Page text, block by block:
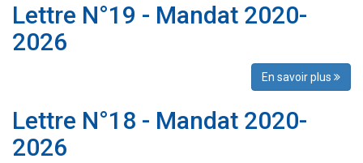
Lettre N°19 - Mandat 2020-
2026
En savoir plus
Lettre N°18 - Mandat 2020-
2026